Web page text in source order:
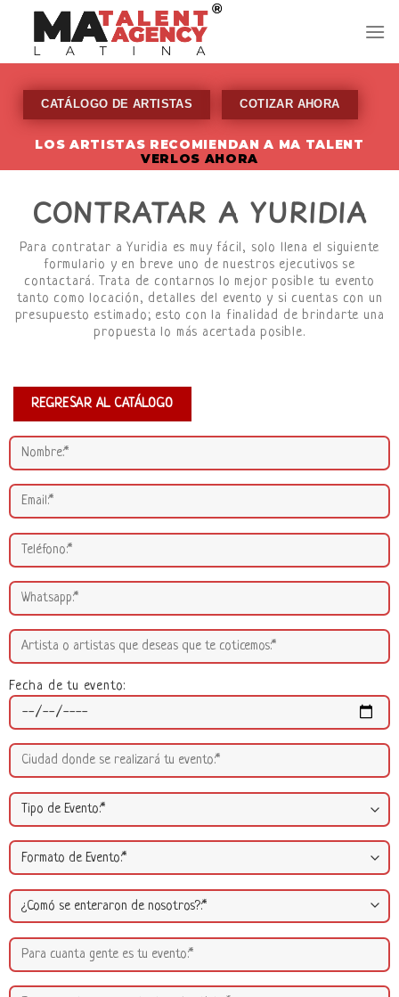
content
CATÁLOGO DE ARTISTAS COTIZAR AHORA
LOS ARTISTAS RECOMIENDAN A MA TALENT
VERLOS AHORA
CONTRATAR A YURIDIA
Para contratar a Yuridia es muy fácil, solo llena el siguiente
formulario y en breve uno de nuestros ejecutivos se
contactará. Trata de contarnos lo mejor posible tu evento
tanto como locación, detalles del evento y si cuentas con un
presupuesto estimado; esto con la finalidad de brindarte una
propuesta lo más acertada posible.
REGRESAR AL CATÁLOGO
Fecha de tu evento: